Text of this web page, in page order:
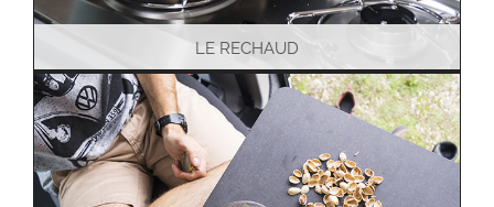
LE RECHAUD